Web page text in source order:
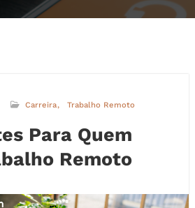
Carreira Trabalho Remoto
Para Quem
Remoto